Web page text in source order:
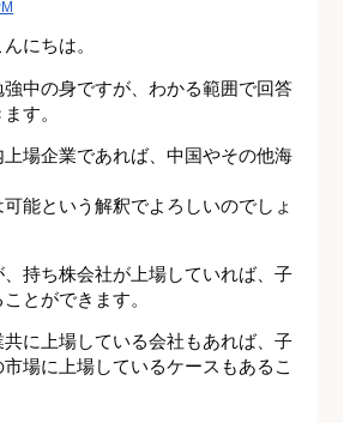
にちは。
中の身ですが、わかる範囲で回答
す。
場企業であれば、中国やその他海
可能という解釈でよろしいのでしょ
持ち株会社が上場していれば、子
とができます。
共に上場している会社もあれば、子
場に上場しているケースもあるこ